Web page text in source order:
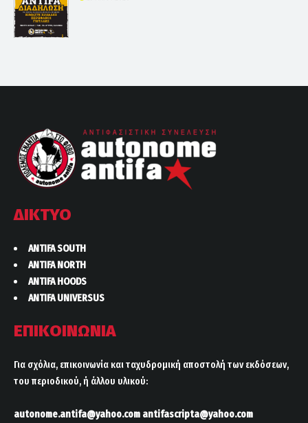
ΔΙΚΤΥΟ
ANTIFA SOUTH
ANTIFA NORTH
ANTIFA HOODS
ANTIFA UNIVERSUS
ΕΠΙΚΟΙΝΩΝΙΑ
Για σχόλια, επικοινωνία και ταχυδρομική αποστολή των εκδόσεων,
του περιοδικού, ή άλλου υλικού:
autonome.antifa@yahoo.com antifascripta@yahoo.com